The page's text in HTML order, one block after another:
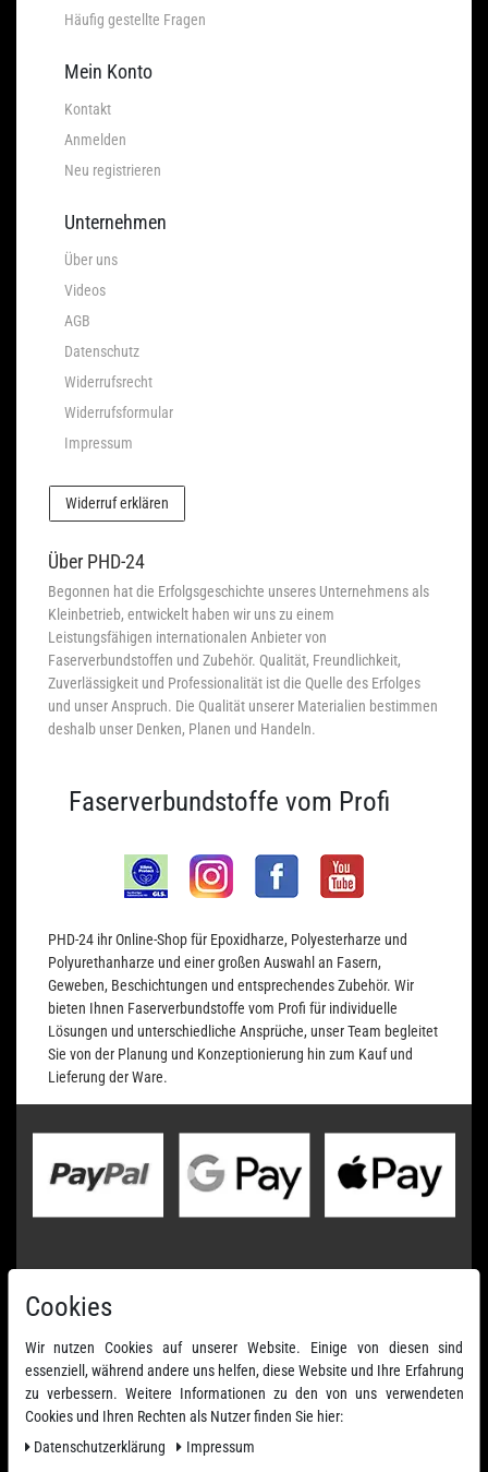
Häufig gestellte Fragen
Mein Konto
Kontakt
Anmelden
Neu registrieren
Unternehmen
Über uns
Videos
AGB
Datenschutz
Widerrufsrecht
Widerrufsformular
Impressum
Widerruf erklären
Über PHD-24
Begonnen hat die Erfolgsgeschichte unseres Unternehmens als
Kleinbetrieb, entwickelt haben wir uns zu einem
Leistungsfähigen internationalen Anbieter von
Faserverbundstoffen und Zubehör. Qualität, Freundlichkeit,
Zuverlässigkeit und Professionalität ist die Quelle des Erfolges
und unser Anspruch. Die Qualität unserer Materialien bestimmen
deshalb unser Denken, Planen und Handeln.
Faserverbundstoffe vom Profi
PHD-24 ihr Online-Shop für Epoxidharze, Polyesterharze und
Polyurethanharze und einer großen Auswahl an Fasern,
Geweben, Beschichtungen und entsprechendes Zubehör. Wir
bieten Ihnen Faserverbundstoffe vom Profi für individuelle
Lösungen und unterschiedliche Ansprüche, unser Team begleitet
Sie von der Planung und Konzeptionierung hin zum Kauf und
Lieferung der Ware.
Cookies
Wir nutzen Cookies auf unserer Website. Einige von diesen sind
essenziell, während andere uns helfen, diese Website und Ihre Erfahrung
zu verbessern. Weitere Informationen zu den von uns verwendeten
Cookies und Ihren Rechten als Nutzer finden Sie hier:
Daten­schutz­erklärung
Impressum